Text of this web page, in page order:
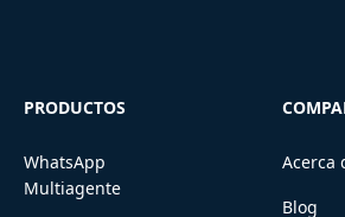
PRODUCTOS
WhatsApp
Multiagente
Acerca
Blog